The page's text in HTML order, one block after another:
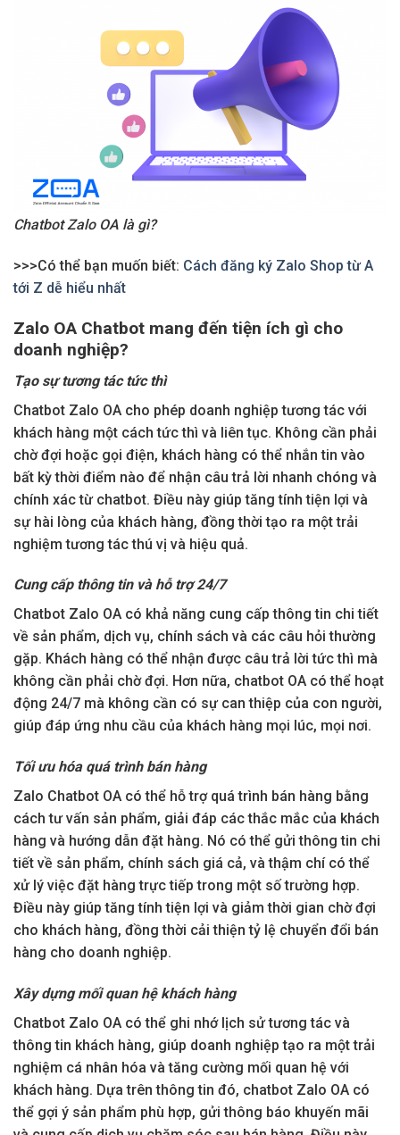
Chatbot Zalo OA là gì?
>>>Có thể bạn muốn biết: Cách đăng ký Zalo Shop từ A
tới Z dễ hiểu nhất
Zalo OA Chatbot mang đến tiện ích gì cho
doanh nghiệp?
Tạo sự tương tác tức thì
Chatbot Zalo OA cho phép doanh nghiệp tương tác với
khách hàng một cách tức thì và liên tục. Không cần phải
chờ đợi hoặc gọi điện, khách hàng có thể nhắn tin vào
bất kỳ thời điểm nào để nhận câu trả lời nhanh chóng và
chính xác từ chatbot. Điều này giúp tăng tính tiện lợi và
sự hài lòng của khách hàng, đồng thời tạo ra một trải
nghiệm tương tác thú vị và hiệu quả.
Cung cấp thông tin và hỗ trợ 24/7
Chatbot Zalo OA có khả năng cung cấp thông tin chi tiết
về sản phẩm, dịch vụ, chính sách và các câu hỏi thường
gặp. Khách hàng có thể nhận được câu trả lời tức thì mà
không cần phải chờ đợi. Hơn nữa, chatbot OA có thể hoạt
động 24/7 mà không cần có sự can thiệp của con người,
giúp đáp ứng nhu cầu của khách hàng mọi lúc, mọi nơi.
Tối ưu hóa quá trình bán hàng
Zalo Chatbot OA có thể hỗ trợ quá trình bán hàng bằng
cách tư vấn sản phẩm, giải đáp các thắc mắc của khách
hàng và hướng dẫn đặt hàng. Nó có thể gửi thông tin chi
tiết về sản phẩm, chính sách giá cả, và thậm chí có thể
xử lý việc đặt hàng trực tiếp trong một số trường hợp.
Điều này giúp tăng tính tiện lợi và giảm thời gian chờ đợi
cho khách hàng, đồng thời cải thiện tỷ lệ chuyển đổi bán
hàng cho doanh nghiệp.
Xây dựng mối quan hệ khách hàng
Chatbot Zalo OA có thể ghi nhớ lịch sử tương tác và
thông tin khách hàng, giúp doanh nghiệp tạo ra một trải
nghiệm cá nhân hóa và tăng cường mối quan hệ với
khách hàng. Dựa trên thông tin đó, chatbot Zalo OA có
thể gợi ý sản phẩm phù hợp, gửi thông báo khuyến mãi